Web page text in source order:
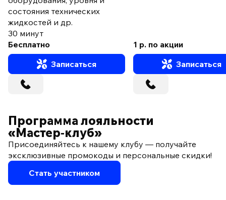
состояния технических
жидкостей и др.
30 минут
Бесплатно
Записаться
1 р. по акции
Записаться
Программа лояльности
«Мастер‑клуб»
Присоединяйтесь к нашему клубу — получайте
эксклюзивные промокоды и персональные скидки!
Стать участником